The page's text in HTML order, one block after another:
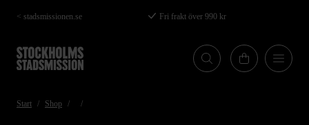
Hoppa
till
huvudinnehåll
< stadsmissionen.se Fri frakt över 990 kr
Start Shop